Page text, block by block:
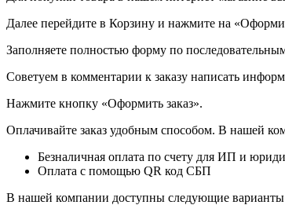
Далее перейдите в Корзину и нажмите на
​​​​​​​Заполняете полностью форму по
​​​​​​​Советуем в комментарии к заказу написать
​​​​​​​Нажмите кнопку «Оформить заказ».
Оплачивайте заказ удобным способом. В нашей
Безналичная оплата по счету для ИП и
Оплата с помощью QR код СБП
В нашей компании доступны следующие варианты